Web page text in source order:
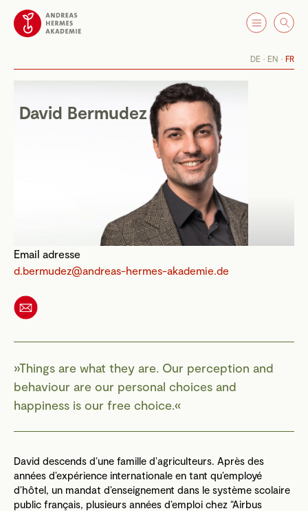
DE EN FR
David Bermudez
Email adresse
d.bermudez@andreas-hermes-akademie.de
Things are what they are. Our perception and
behaviour are our personal choices and
happiness is our free choice.
David descends d’une famille d’agriculteurs. Après des
années d’expérience internationale en tant qu’employé
d’hôtel, un mandat d’enseignement dans le système scolaire
public français, plusieurs années d’emploi chez “Airbus